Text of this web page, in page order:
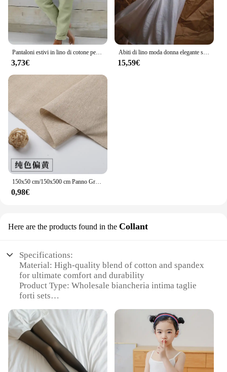
3,73€
Abiti di lino moda donna elegante semplice scollo a V profondo senza maniche in lino Flowy Maxi Dress abiti lunghi Casual Streetwear
15,59€
0,98€
Here are the products found in the Collant
Specifications:
Material: High-quality blend of cotton and spandex
for ultimate comfort and durability
Product Type: Wholesale biancheria intima taglie
forti sets
figures
Design and Style: Modern, sleek silhouettes with
supportive features
Usage and Purpose: Ideal for everyday wear,
offering both comfort and confidence
Typical Adaptive Scenario: Perfect for a variety of